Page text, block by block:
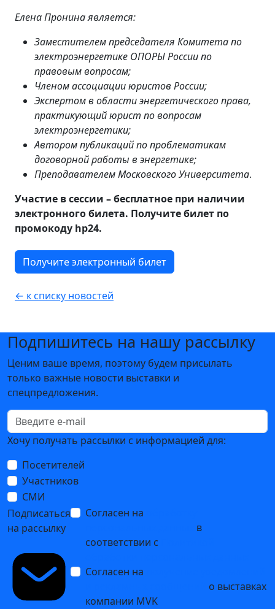
Елена Пронина является:
Заместителем председателя Комитета по
электроэнергетике ОПОРЫ России по
правовым вопросам;
Членом ассоциации юристов России;
Экспертом в области энергетического права,
практикующий юрист по вопросам
электроэнергетики;
Автором публикаций по проблематикам
договорной работы в энергетике;
Преподавателем Московского Университета.
Участие в сессии – бесплатное при наличии
электронного билета. Получите билет по
промокоду hp24.
Получите электронный билет
← к списку новостей
Подпишитесь на нашу рассылку
Ценим ваше время, поэтому будем присылать
только важные новости выставки и
спецпредложения.
Хочу получать рассылки с информацией для:
Посетителей
Участников
СМИ
Подписаться
на рассылку
Согласен на
в
соответствии с
Согласен на
о выставках
компании MVK